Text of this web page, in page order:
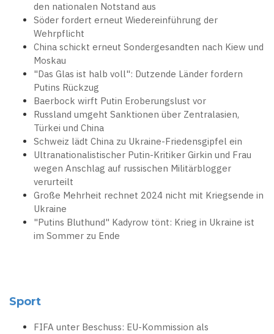
den nationalen Notstand aus
Söder fordert erneut Wiedereinführung der
Wehrpflicht
China schickt erneut Sondergesandten nach Kiew und
Moskau
"Das Glas ist halb voll": Dutzende Länder fordern
Putins Rückzug
Baerbock wirft Putin Eroberungslust vor
Russland umgeht Sanktionen über Zentralasien,
Türkei und China
Schweiz lädt China zu Ukraine-Friedensgipfel ein
Ultranationalistischer Putin-Kritiker Girkin und Frau
wegen Anschlag auf russischen Militärblogger
verurteilt
Große Mehrheit rechnet 2024 nicht mit Kriegsende in
Ukraine
"Putins Bluthund" Kadyrow tönt: Krieg in Ukraine ist
im Sommer zu Ende
Sport
FIFA unter Beschuss: EU-Kommission als